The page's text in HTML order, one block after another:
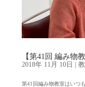
【第41回 編み物
2018年 11月 10日
第41回編み物教室はいつ